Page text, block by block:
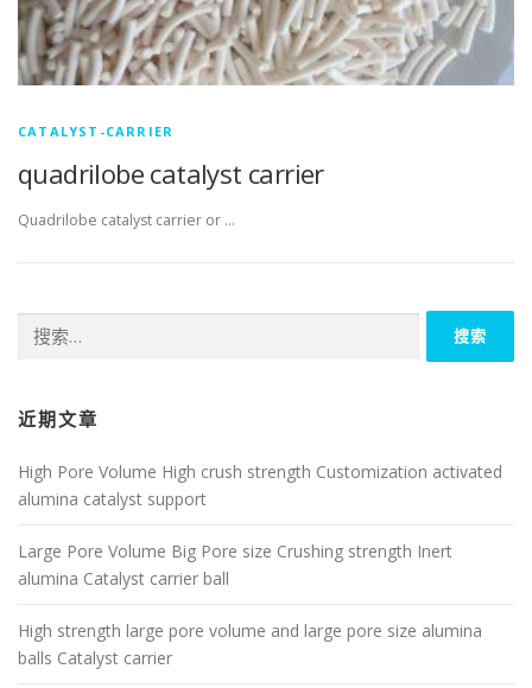
CATALYST-CARRIER
quadrilobe catalyst carrier
Quadrilobe catalyst carrier or …
索：
近期文章
High Pore Volume High crush strength Customization activated
alumina catalyst support
Large Pore Volume Big Pore size Crushing strength Inert
alumina Catalyst carrier ball
High strength large pore volume and large pore size alumina
balls Catalyst carrier